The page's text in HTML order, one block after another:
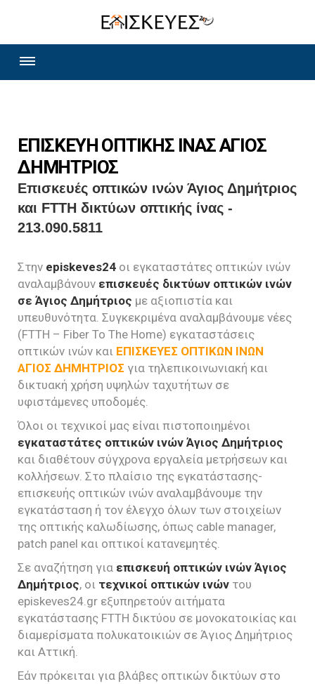
ΕΠΙΣΚΕΥΗ ΟΠΤΙΚΗΣ ΙΝΑΣ ΑΓΙΟΣ
ΔΗΜΗΤΡΙΟΣ
Επισκευές οπτικών ινών Άγιος Δημήτριος
και FTTH δικτύων οπτικής ίνας -
213.090.5811
Στην episkeves24 οι εγκαταστάτες οπτικών ινών
αναλαμβάνουν επισκευές δικτύων οπτικών ινών
σε Άγιος Δημήτριος με αξιοπιστία και
υπευθυνότητα. Συγκεκριμένα αναλαμβάνουμε νέες
(FTTH – Fiber To The Home) εγκαταστάσεις
οπτικών ινών και ΕΠΙΣΚΕΥΕΣ ΟΠΤΙΚΩΝ ΙΝΩΝ
ΑΓΙΟΣ ΔΗΜΗΤΡΙΟΣ για τηλεπικοινωνιακή και
δικτυακή χρήση υψηλών ταχυτήτων σε
υφιστάμενες υποδομές.
Όλοι οι τεχνικοί μας είναι πιστοποιημένοι
εγκαταστάτες οπτικών ινών Άγιος Δημήτριος
και διαθέτουν σύγχρονα εργαλεία μετρήσεων και
κολλήσεων. Στο πλαίσιο της εγκατάστασης-
επισκευής οπτικών ινών αναλαμβάνουμε την
εγκατάσταση ή τον έλεγχο όλων των στοιχείων
της οπτικής καλωδίωσης, όπως cable manager,
patch panel και οπτικοί κατανεμητές.
Σε αναζήτηση για επισκευή οπτικών ινών Άγιος
Δημήτριος, οι τεχνικοί οπτικών ινών του
episkeves24.gr εξυπηρετούν αιτήματα
εγκατάστασης FTTH δικτύου σε μονοκατοικίας και
διαμερίσματα πολυκατοικιών σε Άγιος Δημήτριος
και Αττική.
Εάν πρόκειται για βλάβες οπτικών δικτύων στο